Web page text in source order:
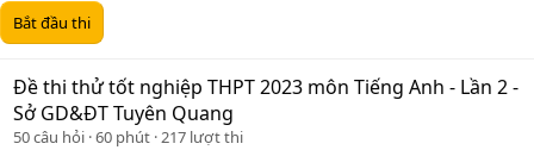
Bắt đầu thi
Đề thi thử tốt nghiệp THPT 2023 môn Tiếng Anh - Lần 2 -
Sở GD&ĐT Tuyên Quang
50 câu hỏi 60 phút 217 lượt thi